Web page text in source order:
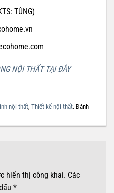
TÙNG)
NỘI THẤT TẠI ĐÂY
nội thất ,Thiết kế nội thất. Đánh
hiển thị công khai. Các
*